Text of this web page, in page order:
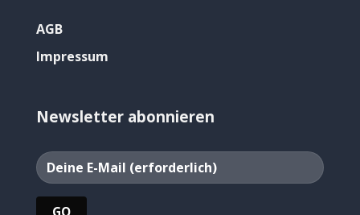
AGB
Impressum
Newsletter abonnieren